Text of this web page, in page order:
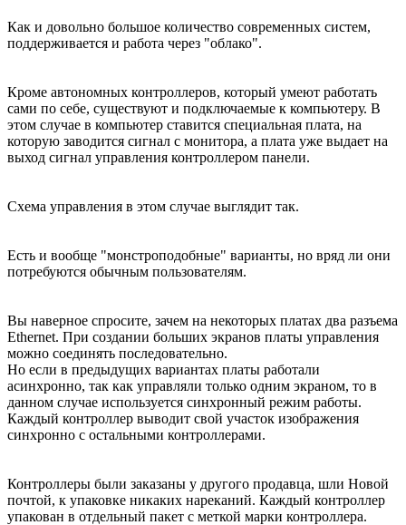
Как и довольно большое количество современных систем,
поддерживается и работа через "облако".
Кроме автономных контроллеров, который умеют работать
сами по себе, существуют и подключаемые к компьютеру. В
этом случае в компьютер ставится специальная плата, на
которую заводится сигнал с монитора, а плата уже выдает на
выход сигнал управления контроллером панели.
Схема управления в этом случае выглядит так.
Есть и вообще "монстроподобные" варианты, но вряд ли они
потребуются обычным пользователям.
Вы наверное спросите, зачем на некоторых платах два разъема
Ethernet. При создании больших экранов платы управления
можно соединять последовательно.
Но если в предыдущих вариантах платы работали
асинхронно, так как управляли только одним экраном, то в
данном случае используется синхронный режим работы.
Каждый контроллер выводит свой участок изображения
синхронно с остальными контроллерами.
Контроллеры были заказаны у другого продавца, шли Новой
почтой, к упаковке никаких нареканий. Каждый контроллер
упакован в отдельный пакет с меткой марки контроллера.